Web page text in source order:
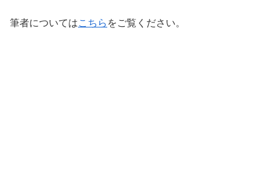
筆者についてはこちら をご覧ください。